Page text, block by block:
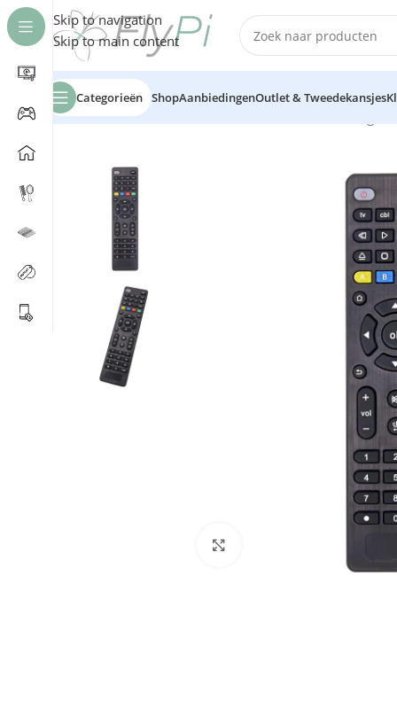
Skip to navigation
Skip to main content
Categorieën ShopAanbiedingenOutlet & Tweedekansjes
Home/TV & Media